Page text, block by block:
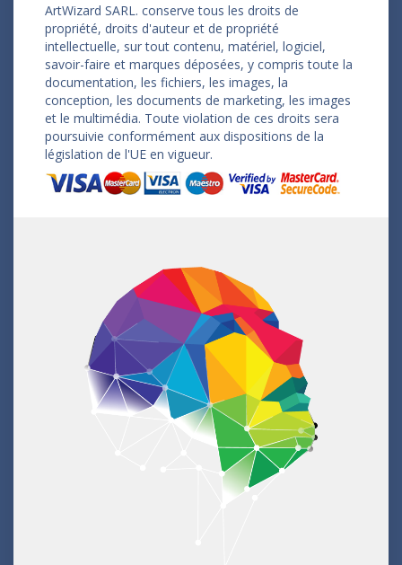
ArtWizard SARL. conserve tous les droits de
propriété, droits d'auteur et de propriété
intellectuelle, sur tout contenu, matériel, logiciel,
savoir-faire et marques déposées, y compris toute la
documentation, les fichiers, les images, la
conception, les documents de marketing, les images
et le multimédia. Toute violation de ces droits sera
poursuivie conformément aux dispositions de la
législation de l'UE en vigueur.